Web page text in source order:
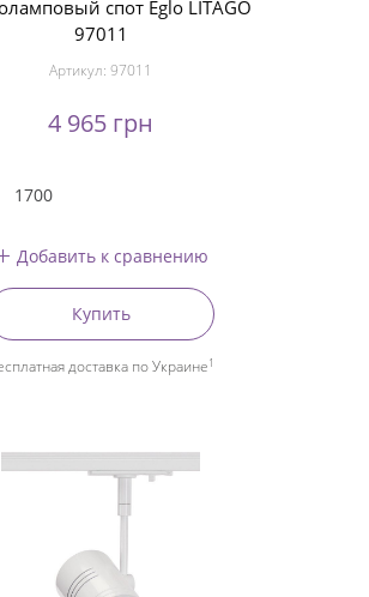
спот Eglo LITAGO
97011
Артикул: 97011
4 965 грн
1700
Добавить к сравнению
Купить
доставка по Украине1